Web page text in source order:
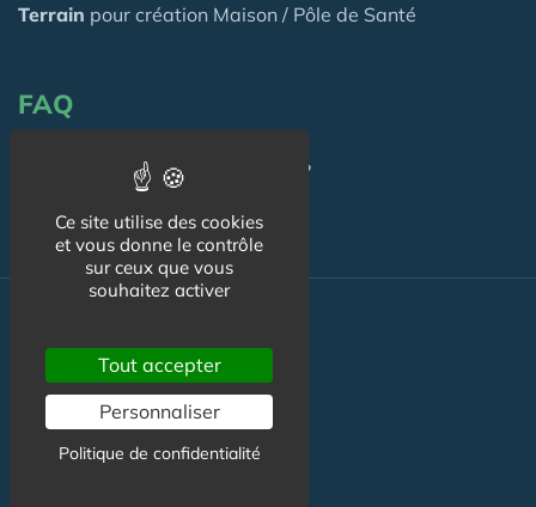
Terrain pour création Maison / Pôle de Santé
FAQ
C'est quoi une Maison de Santé ?
Actualité Maison de Santé
Agenda Maison de Santé
Ce site utilise des cookies
et vous donne le contrôle
sur ceux que vous
souhaitez activer
Tout accepter
Personnaliser
Politique de confidentialité